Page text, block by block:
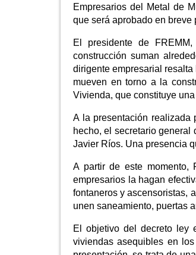
Empresarios del Metal de
que será aprobado en
El presidente de
construcción suman
dirigente empresarial
mueven en torno a la
Vivienda, que constituye
A la presentación realizada
hecho, el secretario general
Javier Ríos. Una presencia
A partir de este momento,
empresarios la hagan
fontaneros y ascensoristas,
unen saneamiento, puertas
El objetivo del decreto ley
viviendas asequibles en